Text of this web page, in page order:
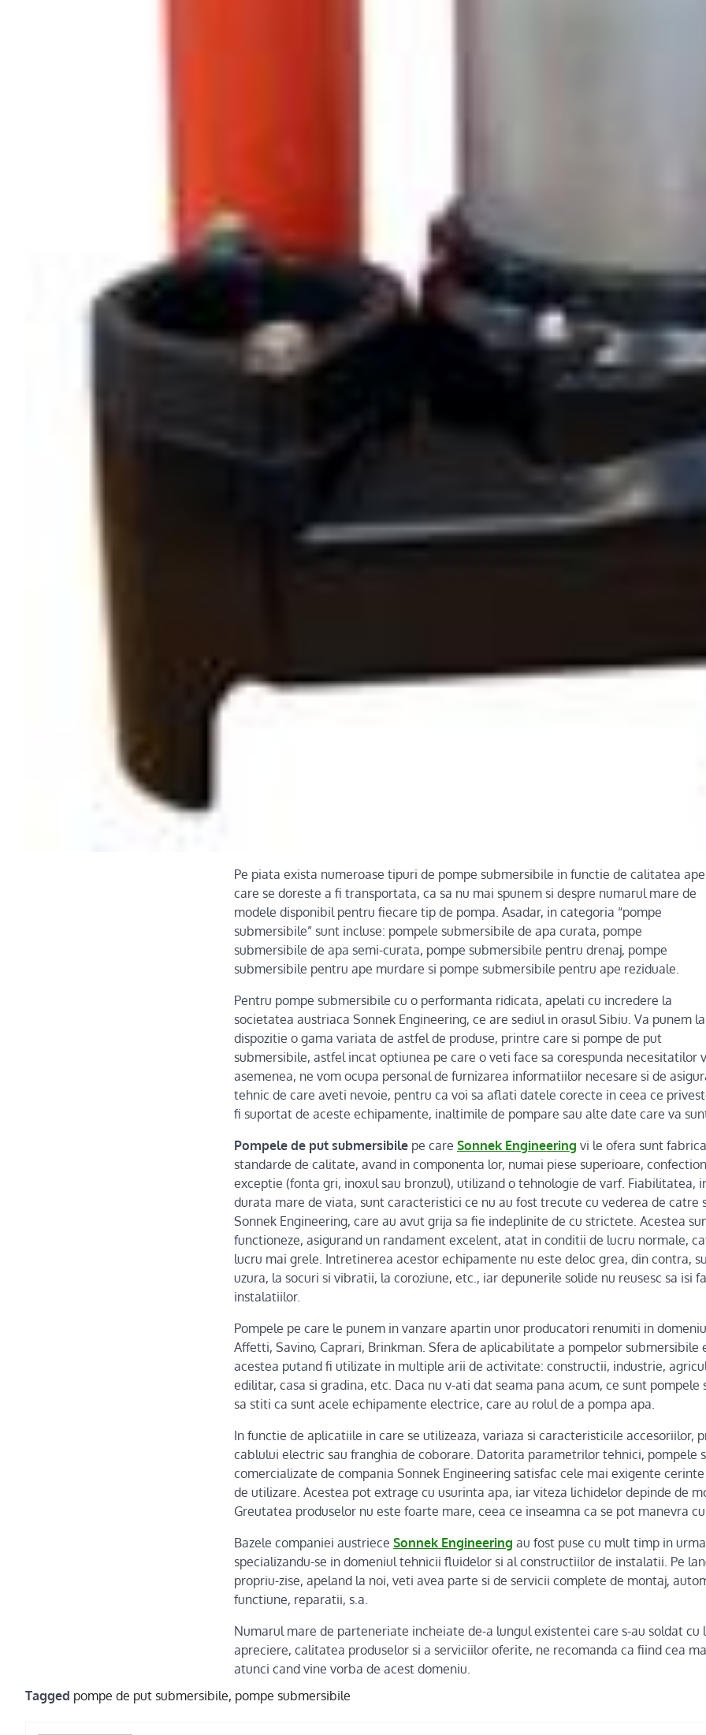
Pe piata exista numeroase tipuri de pompe submersibile in functie de calitatea
care se doreste a fi transportata, ca sa nu mai spunem si despre numarul mare de
modele disponibil pentru fiecare tip de pompa. Asadar, in categoria “pompe
submersibile” sunt incluse: pompele submersibile de apa curata, pompe
submersibile de apa semi-curata, pompe submersibile pentru drenaj, pompe
submersibile pentru ape murdare si pompe submersibile pentru ape reziduale.
Pentru pompe submersibile cu o performanta ridicata, apelati cu incredere la
societatea austriaca Sonnek Engineering, ce are sediul in orasul Sibiu. Va punem la
dispozitie o gama variata de astfel de produse, printre care si pompe de put
submersibile, astfel incat optiunea pe care o veti face sa corespunda necesitatilor
asemenea, ne vom ocupa personal de furnizarea informatiilor necesare si de
tehnic de care aveti nevoie, pentru ca voi sa aflati datele corecte in ceea ce
fi suportat de aceste echipamente, inaltimile de pompare sau alte date care va
Pompele de put submersibile pe care Sonnek Engineering vi le ofera sunt
standarde de calitate, avand in componenta lor, numai piese superioare,
exceptie (fonta gri, inoxul sau bronzul), utilizand o tehnologie de varf. Fiabilitatea,
durata mare de viata, sunt caracteristici ce nu au fost trecute cu vederea de catre
Sonnek Engineering, care au avut grija sa fie indeplinite de cu strictete. Acestea
functioneze, asigurand un randament excelent, atat in conditii de lucru normale,
lucru mai grele. Intretinerea acestor echipamente nu este deloc grea, din contra,
uzura, la socuri si vibratii, la coroziune, etc., iar depunerile solide nu reusesc sa isi
instalatiilor.
Pompele pe care le punem in vanzare apartin unor producatori renumiti in
Affetti, Savino, Caprari, Brinkman. Sfera de aplicabilitate a pompelor submersibile
acestea putand fi utilizate in multiple arii de activitate: constructii, industrie,
edilitar, casa si gradina, etc. Daca nu v-ati dat seama pana acum, ce sunt
sa stiti ca sunt acele echipamente electrice, care au rolul de a pompa apa.
In functie de aplicatiile in care se utilizeaza, variaza si caracteristicile accesoriilor,
cablului electric sau franghia de coborare. Datorita parametrilor tehnici, pompele
comercializate de compania Sonnek Engineering satisfac cele mai exigente
de utilizare. Acestea pot extrage cu usurinta apa, iar viteza lichidelor depinde de
Greutatea produselor nu este foarte mare, ceea ce inseamna ca se pot manevra
Bazele companiei austriece Sonnek Engineering au fost puse cu mult timp in
specializandu-se in domeniul tehnicii fluidelor si al constructiilor de instalatii. Pe
propriu-zise, apeland la noi, veti avea parte si de servicii complete de montaj,
functiune, reparatii, s.a.
Numarul mare de parteneriate incheiate de-a lungul existentei care s-au soldat cu
apreciere, calitatea produselor si a serviciilor oferite, ne recomanda ca fiind cea
atunci cand vine vorba de acest domeniu.
Tagged pompe de put submersibile, pompe submersibile